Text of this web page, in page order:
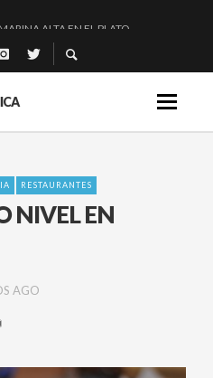
ALTA EN EL PLATO.
«UNA GRAN OBRA»
MUCHO MÁS QUE UN BAR.
RESTAURANTES
NIVEL EN
AGO